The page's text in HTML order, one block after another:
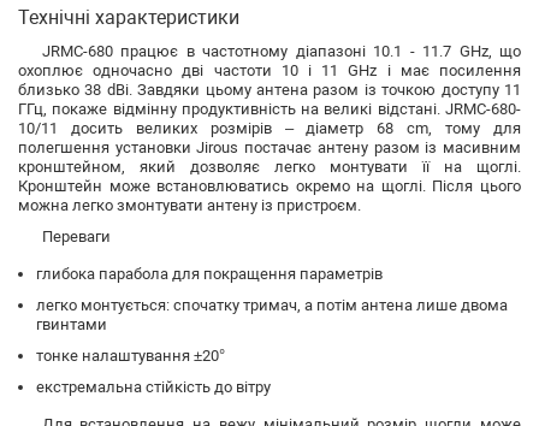
Технічні характеристики
JRMC-680 працює в частотному діапазоні 10.1 - 11.7 GHz, що
охоплює одночасно дві частоти 10 і 11 GHz і має посилення
близько 38 dBi. Завдяки цьому антена разом із точкою доступу 11
ГГц, покаже відмінну продуктивність на великі відстані. JRMC-680-
10/11 досить великих розмірів – діаметр 68 cm, тому для
полегшення установки Jirous постачає антену разом із масивним
кронштейном, який дозволяє легко монтувати її на щоглі.
Кронштейн може встановлюватись окремо на щоглі. Після цього
можна легко змонтувати антену із пристроєм.
Переваги
глибока парабола для покращення параметрів
легко монтується: спочатку тримач, а потім антена лише двома
гвинтами
тонке налаштування ±20°
екстремальна стійкість до вітру